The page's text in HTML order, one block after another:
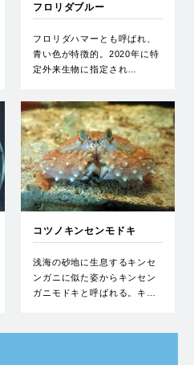
フロリダブルー
フロリダハマーとも呼ばれ、
青い色が特徴的。2020年に特
定外来生物に指定され…
コツノキンセンモドキ
浅海の砂地に生息するキンセ
ンガニに似た姿からキンセン
ガニモドキと呼ばれる。キ…